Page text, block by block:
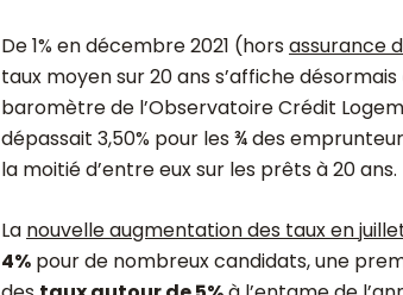
De 1% en décembre 2021 (horsassurance
taux moyen sur 20 ans s’affiche désormais
baromètre de l’Observatoire Crédit
dépassait 3,50% pour les ¾ des
la moitié d’entre eux sur les prêts à 20 ans.
La nouvelle augmentation des taux en
4% pour de nombreux candidats, une